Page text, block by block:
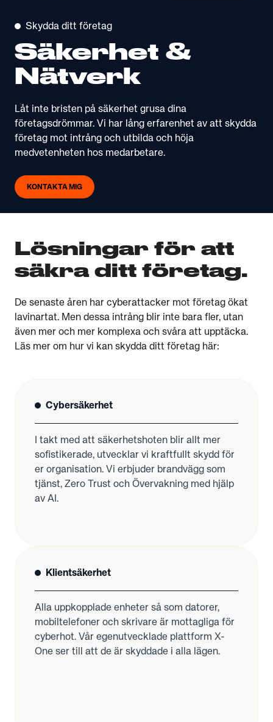
Skydda ditt företag
Säkerhet &
Nätverk
Låt inte bristen på säkerhet grusa dina
företagsdrömmar. Vi har lång erfarenhet av att skydda
företag mot intrång och utbilda och höja
medvetenheten hos medarbetare.
KONTAKTA MIG
Lösningar för att
säkra ditt företag.
De senaste åren har cyberattacker mot företag ökat
lavinartat. Men dessa intrång blir inte bara fler, utan
även mer och mer komplexa och svåra att upptäcka.
Läs mer om hur vi kan skydda ditt företag här:
Cybersäkerhet
I takt med att säkerhetshoten blir allt mer
sofistikerade, utvecklar vi kraftfullt skydd för
er organisation. Vi erbjuder brandvägg som
tjänst, Zero Trust och Övervakning med hjälp
av AI.
Klientsäkerhet
Alla uppkopplade enheter så som datorer,
mobiltelefoner och skrivare är mottagliga för
cyberhot. Vår egenutvecklade plattform X-
One ser till att de är skyddade i alla lägen.